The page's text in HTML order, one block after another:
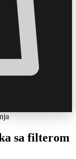
sa filterom